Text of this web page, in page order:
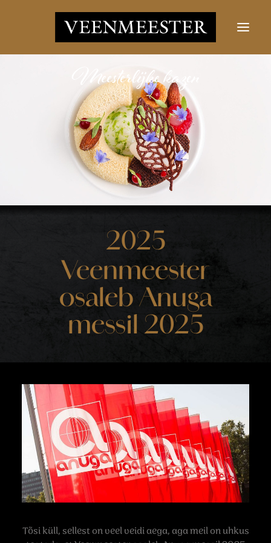
VÕTKE ÜHENDUST
LOGI SISSE
Otsi nupp
2025
Veenmeester
osaleb Anuga
messil 2025
Tõsi küll, sellest on veel veidi aega, aga meil on uhkus